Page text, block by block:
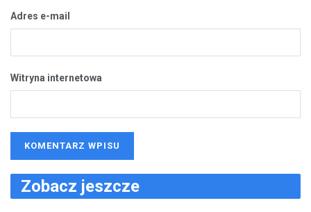
Adres e-mail
Witryna internetowa
Zobacz jeszcze